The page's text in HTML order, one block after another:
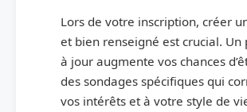
Lors de votre inscription, créer
et bien renseigné est crucial.
à jour augmente vos chances
des sondages spécifiques qui
vos intérêts et à votre style de